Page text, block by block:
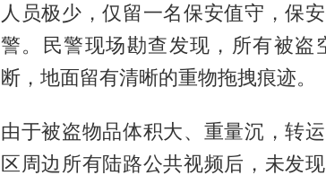
人员极少，仅留一名保安值守，保
警。民警现场勘查发现，所有被
断，地面留有清晰的重物拖拽痕迹。
由于被盗物品体积大、重量沉，转
区周边所有陆路公共视频后，未发